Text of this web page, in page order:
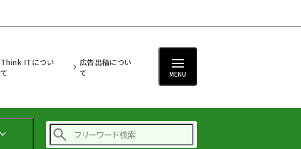
Think ITについ
て
広告出稿につい
て
MENU